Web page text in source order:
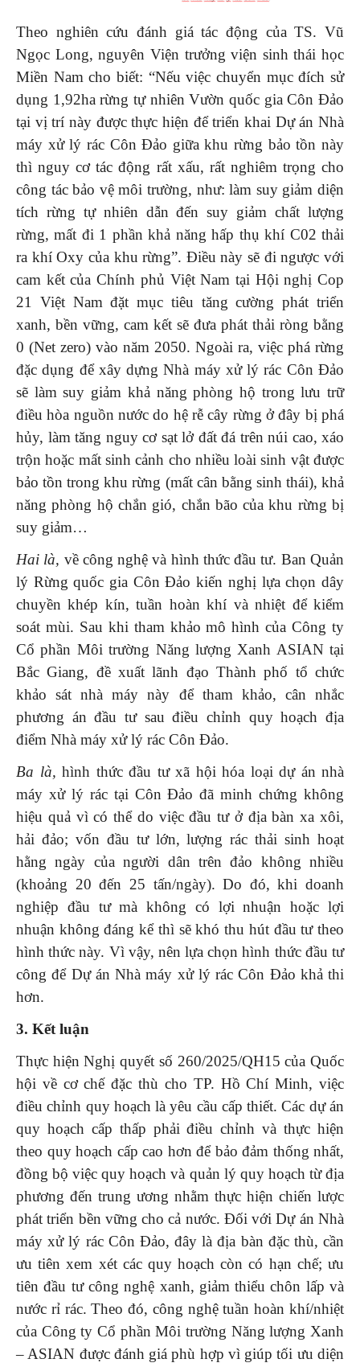
Theo nghiên cứu đánh giá tác động của TS. Vũ
Ngọc Long, nguyên Viện trưởng viện sinh thái học
Miền Nam cho biết: “Nếu việc chuyển mục đích sử
dụng 1,92ha rừng tự nhiên Vườn quốc gia Côn Đảo
tại vị trí này được thực hiện để triển khai Dự án Nhà
máy xử lý rác Côn Đảo giữa khu rừng bảo tồn này
thì nguy cơ tác động rất xấu, rất nghiêm trọng cho
công tác bảo vệ môi trường, như: làm suy giảm diện
tích rừng tự nhiên dẫn đến suy giảm chất lượng
rừng, mất đi 1 phần khả năng hấp thụ khí C02 thải
ra khí Oxy của khu rừng”. Điều này sẽ đi ngược với
cam kết của Chính phủ Việt Nam tại Hội nghị Cop
21 Việt Nam đặt mục tiêu tăng cường phát triển
xanh, bền vững, cam kết sẽ đưa phát thải ròng bằng
0 (Net zero) vào năm 2050. Ngoài ra, việc phá rừng
đặc dụng để xây dựng Nhà máy xử lý rác Côn Đảo
sẽ làm suy giảm khả năng phòng hộ trong lưu trữ
điều hòa nguồn nước do hệ rễ cây rừng ở đây bị phá
hủy, làm tăng nguy cơ sạt lở đất đá trên núi cao, xáo
trộn hoặc mất sinh cảnh cho nhiều loài sinh vật được
bảo tồn trong khu rừng (mất cân bằng sinh thái), khả
năng phòng hộ chắn gió, chắn bão của khu rừng bị
suy giảm…
Hai là, về công nghệ và hình thức đầu tư. Ban Quản
lý Rừng quốc gia Côn Đảo kiến nghị lựa chọn dây
chuyền khép kín, tuần hoàn khí và nhiệt để kiểm
soát mùi. Sau khi tham khảo mô hình của Công ty
Cổ phần Môi trường Năng lượng Xanh ASIAN tại
Bắc Giang, đề xuất lãnh đạo Thành phố tổ chức
khảo sát nhà máy này để tham khảo, cân nhắc
phương án đầu tư sau điều chỉnh quy hoạch địa
điểm Nhà máy xử lý rác Côn Đảo.
Ba là, hình thức đầu tư xã hội hóa loại dự án nhà
máy xử lý rác tại Côn Đảo đã minh chứng không
hiệu quả vì có thể do việc đầu tư ở địa bàn xa xôi,
hải đảo; vốn đầu tư lớn, lượng rác thải sinh hoạt
hằng ngày của người dân trên đảo không nhiều
(khoảng 20 đến 25 tấn/ngày). Do đó, khi doanh
nghiệp đầu tư mà không có lợi nhuận hoặc lợi
nhuận không đáng kể thì sẽ khó thu hút đầu tư theo
hình thức này. Vì vậy, nên lựa chọn hình thức đầu tư
công để Dự án Nhà máy xử lý rác Côn Đảo khả thi
hơn.
3. Kết luận
Thực hiện Nghị quyết số 260/2025/QH15 của Quốc
hội về cơ chế đặc thù cho TP. Hồ Chí Minh, việc
điều chỉnh quy hoạch là yêu cầu cấp thiết. Các dự án
quy hoạch cấp thấp phải điều chỉnh và thực hiện
theo quy hoạch cấp cao hơn để bảo đảm thống nhất,
đồng bộ việc quy hoạch và quản lý quy hoạch từ địa
phương đến trung ương nhằm thực hiện chiến lược
phát triển bền vững cho cả nước. Đối với Dự án Nhà
máy xử lý rác Côn Đảo, đây là địa bàn đặc thù, cần
ưu tiên xem xét các quy hoạch còn có hạn chế; ưu
tiên đầu tư công nghệ xanh, giảm thiểu chôn lấp và
nước rỉ rác. Theo đó, công nghệ tuần hoàn khí/nhiệt
của Công ty Cổ phần Môi trường Năng lượng Xanh
– ASIAN được đánh giá phù hợp vì giúp tối ưu diện